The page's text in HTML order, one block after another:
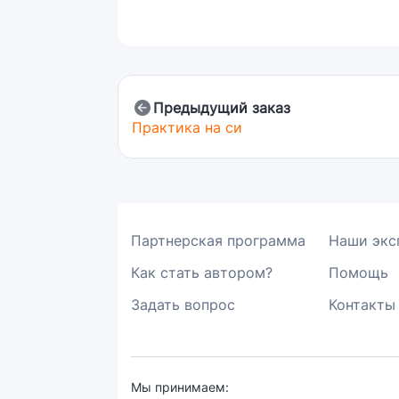
Предыдущий заказ
Практика на си
Партнерская программа
Наши
Как стать автором?
Помощь
Задать вопрос
Контакты
Мы принимаем: